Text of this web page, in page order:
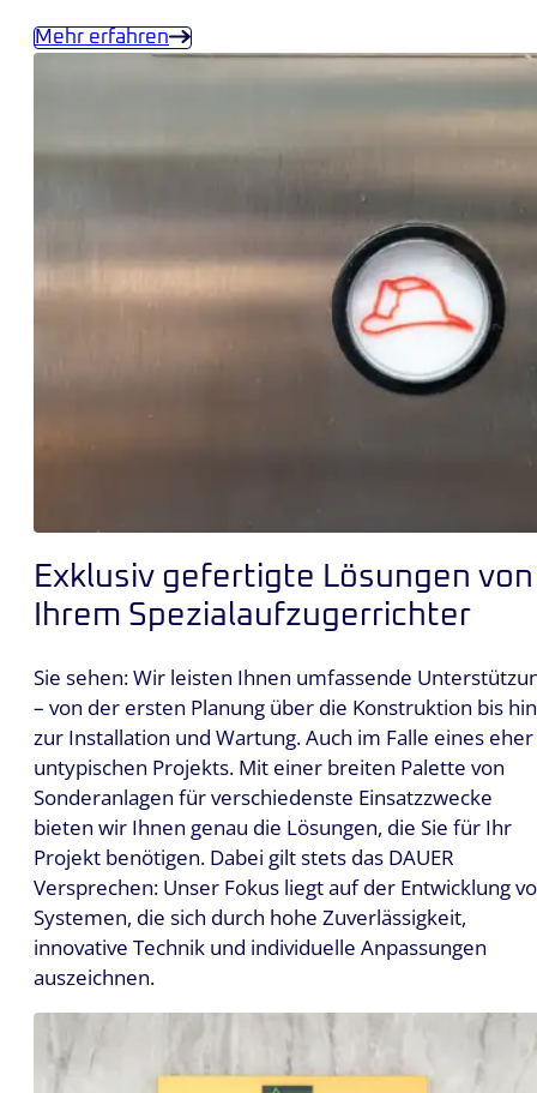
Mehr erfahren
Exklusiv gefertigte Lösungen von
Ihrem Spezialaufzugerrichter
Sie sehen: Wir leisten Ihnen umfassende
– von der ersten Planung über die Konstruktion bis hin
zur Installation und Wartung. Auch im Falle eines eher
untypischen Projekts. Mit einer breiten Palette von
Sonderanlagen für verschiedenste Einsatzzwecke
bieten wir Ihnen genau die Lösungen, die Sie für Ihr
Projekt benötigen. Dabei gilt stets das DAUER
Versprechen: Unser Fokus liegt auf der Entwicklung
Systemen, die sich durch hohe Zuverlässigkeit,
innovative Technik und individuelle Anpassungen
auszeichnen.